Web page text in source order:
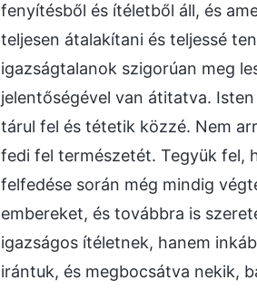
fenyítésből és ítéletből áll, és
teljesen átalakítani és teljessé
igazságtalanok szigorúan meg
jelentőségével van átitatva.
tárul fel és tétetik közzé. Nem
fedi fel természetét. Tegyük fel,
felfedése során még mindig
embereket, és továbbra is
igazságos ítéletnek, hanem
irántuk, és megbocsátva nekik,